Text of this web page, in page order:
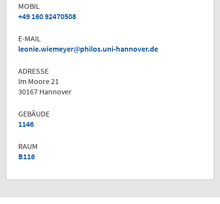
MOBIL
+49 160 92470508
E-MAIL
leonie.wiemeyer
philos.uni-hannover.de
ADRESSE
Im Moore 21
30167 Hannover
GEBÄUDE
1146
RAUM
B116